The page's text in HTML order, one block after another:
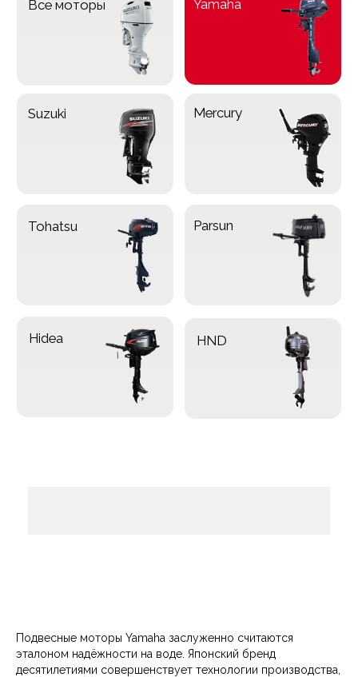
Parsun
HND
Подвесные моторы Yamaha заслуженно считаются
эталоном надёжности на воде. Японский бренд
десятилетиями совершенствует технологии производства,